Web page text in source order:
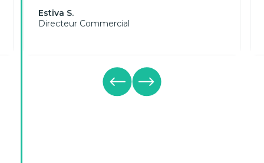
Estiva S.
Directeur Commercial